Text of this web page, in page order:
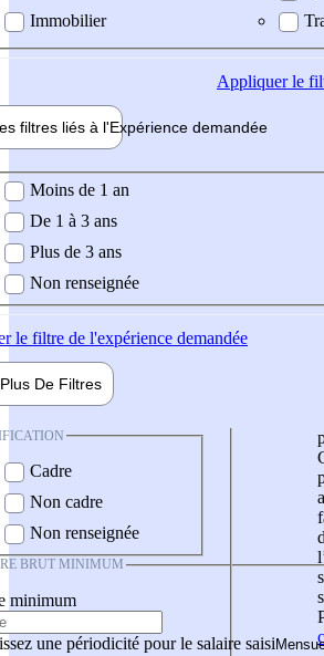
Immobilier
Appliquerle
filtres liés à l'Expérience demandée
demandée
Moins de 1 an
De 1 à 3 ans
Plus de 3 ans
Non renseignée
le filtre de l'expérience demandée
Plus De Filtres
Cadre
Non cadre
Non renseignée
BRUT MINIMUM
minimum
une périodicité pour le salaire saisi